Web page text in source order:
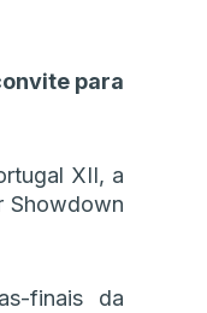
para
XII, a
Showdown
finais da